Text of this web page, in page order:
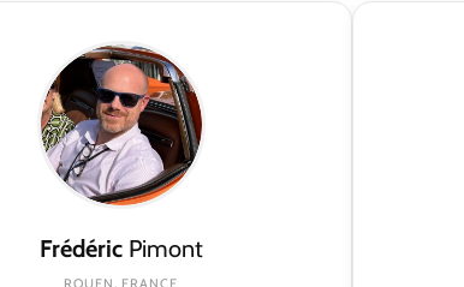
FrédéricPimont
ROUEN, FRANCE